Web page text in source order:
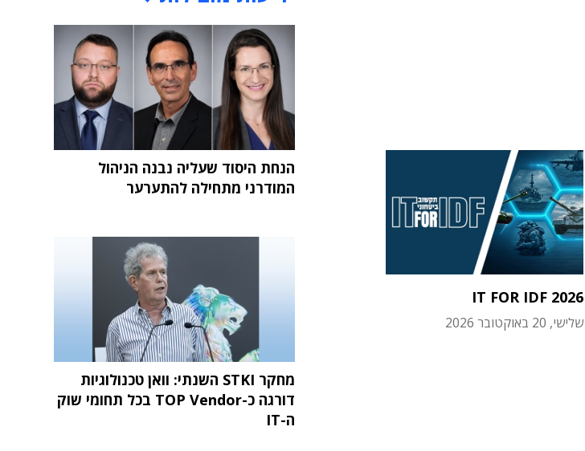
IT FOR IDF 2026
שלישי, 20 באוקטובר 2026
הנחת היסוד שעליה נבנה הניהול
המודרני מתחילה להתערער
מחקר STKI השנתי: וואן טכנולוגיות
דורגה כ-TOP Vendor בכל תחומי שוק
ה-IT